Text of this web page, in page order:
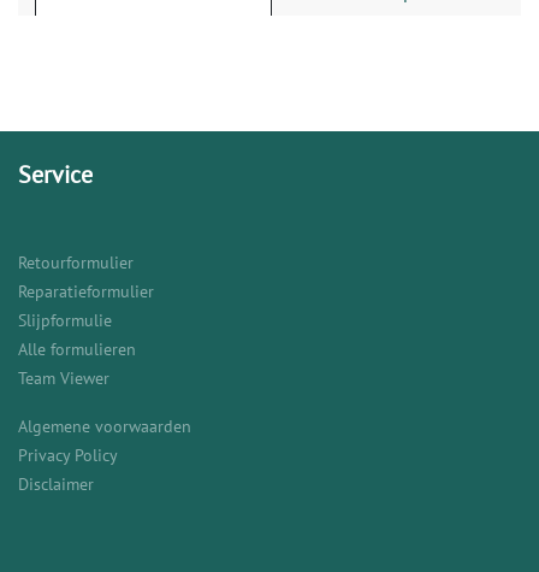
Service
Retourformulier
Reparatieformulier
Slijpformulie
Alle formulieren
Team Viewer
Algemene voorwaarden
Privacy Policy
Disclaimer